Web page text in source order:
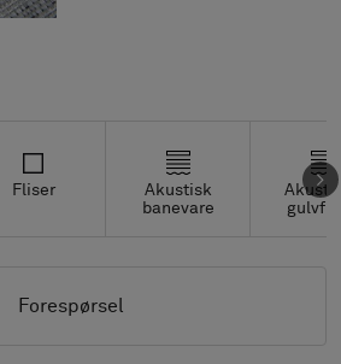
Fliser
Akustisk
banevare
Forespørsel